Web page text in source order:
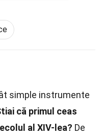
simple instrumente
că primul ceas
al XIV-lea? De